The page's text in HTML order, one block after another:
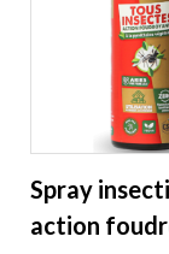
Spray
action